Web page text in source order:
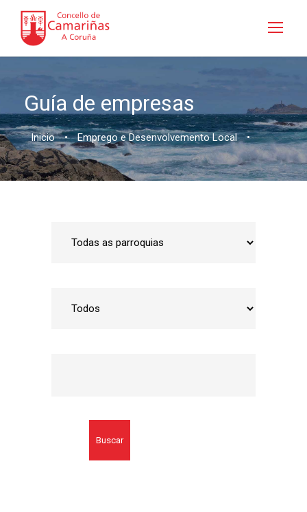
Guía de empresas
Inicio • Emprego e Desenvolvemento Local •
Buscar